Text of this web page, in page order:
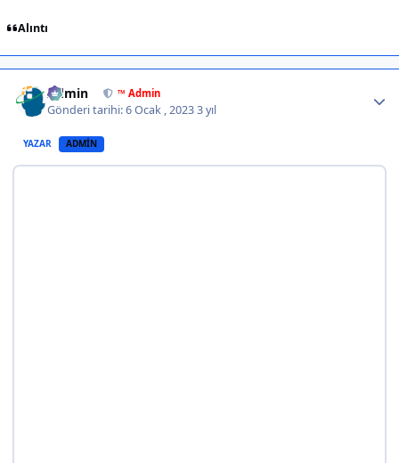
Alıntı
Admin ™ Admin
Gönderi tarihi:6 Ocak , 20233 yıl
YAZAR ADMIN